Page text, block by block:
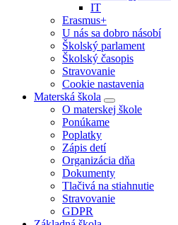
IT
Erasmus+
U nás sa dobro násobí
Školský parlament
Školský časopis
Stravovanie
Cookie nastavenia
Materská škola
O materskej škole
Ponúkame
Poplatky
Zápis detí
Organizácia dňa
Dokumenty
Tlačivá na stiahnutie
Stravovanie
GDPR